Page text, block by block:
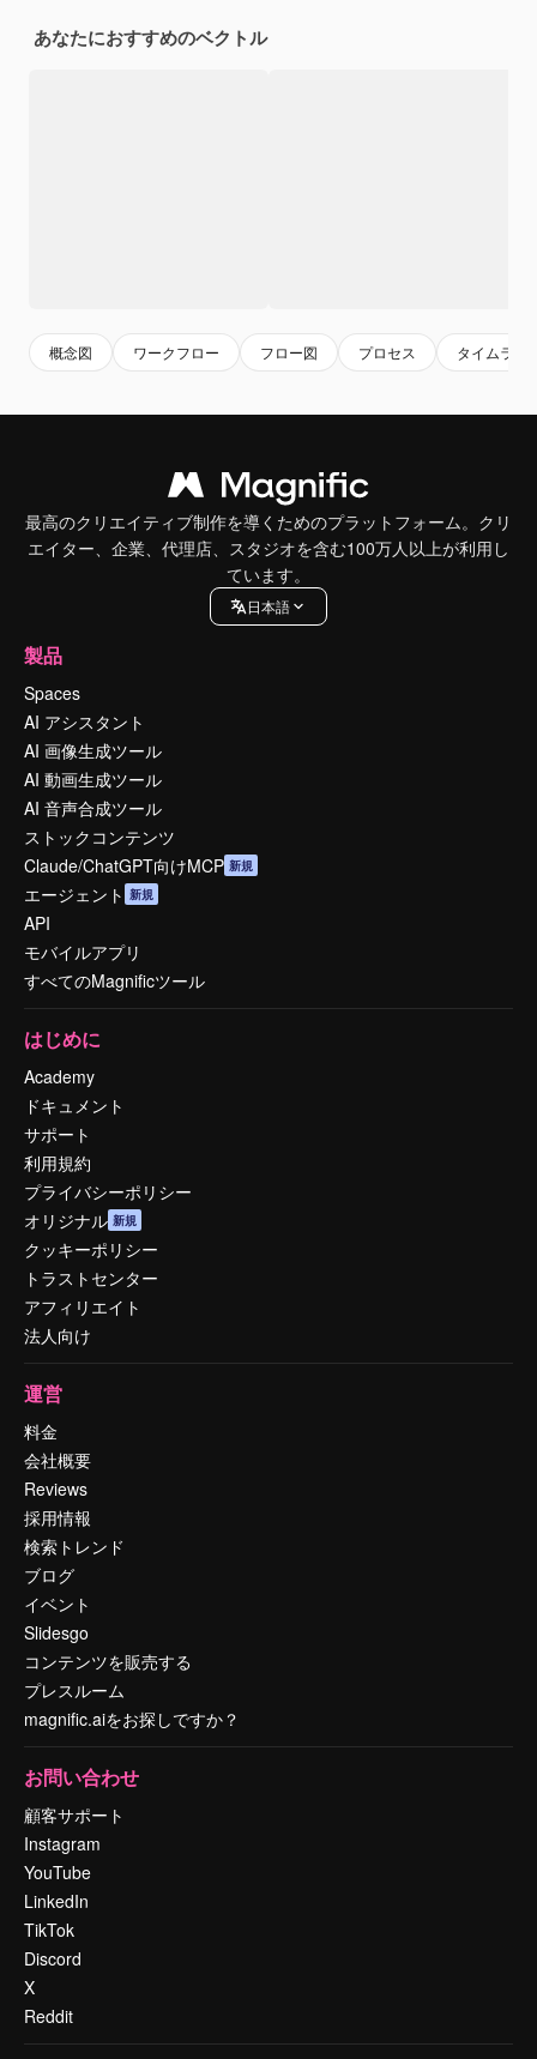
あなたにおすすめのベクトル
概念図 ワークフロー フロー図 プロセス タイムライ
最高のクリエイティブ制作を導くためのプラットフォーム。クリ
エイター、企業、代理店、スタジオを含む100万人以上が利用し
ています。
日本語
製品
Spaces
AI アシスタント
AI 画像生成ツール
AI 動画生成ツール
AI 音声合成ツール
ストックコンテンツ
Claude/ChatGPT向けMCP 新規
エージェント 新規
API
モバイルアプリ
すべてのMagnificツール
はじめに
Academy
ドキュメント
サポート
利用規約
プライバシーポリシー
オリジナル 新規
クッキーポリシー
トラストセンター
アフィリエイト
法人向け
運営
料金
会社概要
Reviews
採用情報
検索トレンド
ブログ
イベント
Slidesgo
コンテンツを販売する
プレスルーム
magnific.aiをお探しですか？
お問い合わせ
顧客サポート
Instagram
YouTube
LinkedIn
TikTok
Discord
X
Reddit